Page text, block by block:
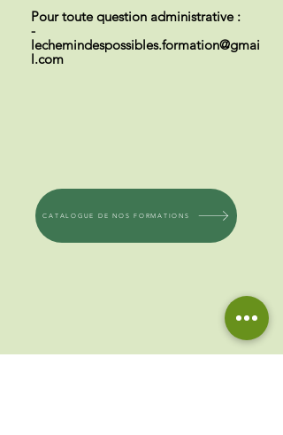
Pour toute question administrative :
-
lechemindespossibles.formation@gmai
l.com
CATALOGUE DE NOS FORMATIONS